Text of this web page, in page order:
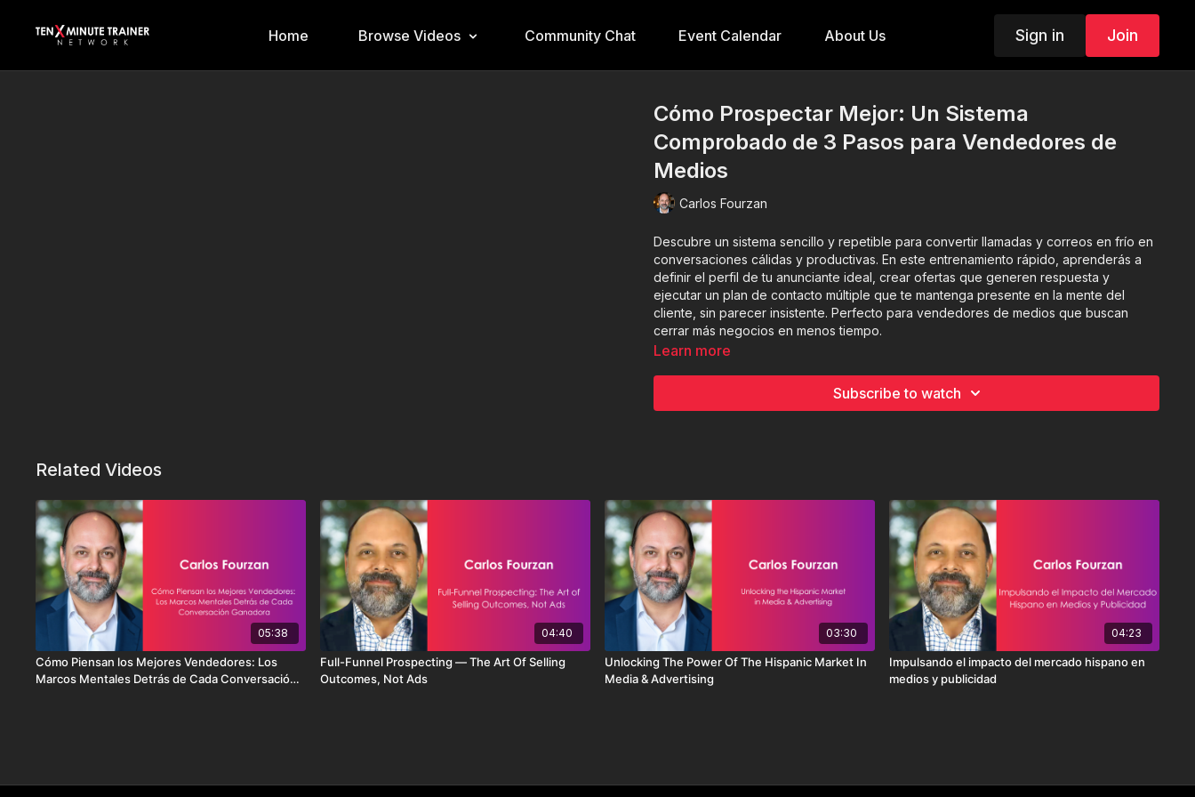
Home Browse Videos Community Chat Event Calendar About Us Sign in Join
Cómo Prospectar Mejor: Un Sistema
Comprobado de 3 Pasos para Vendedores de
Medios
Carlos Fourzan
Descubre un sistema sencillo y repetible para convertir llamadas y correos en frío en
conversaciones cálidas y productivas. En este entrenamiento rápido, aprenderás a
definir el perfil de tu anunciante ideal, crear ofertas que generen respuesta y
ejecutar un plan de contacto múltiple que te mantenga presente en la mente del
cliente, sin parecer insistente. Perfecto para vendedores de medios que buscan
cerrar más negocios en menos tiempo.
Learn more
Subscribe to watch
Related Videos
05:38
Cómo Piensan los Mejores Vendedores: Los
Marcos Mentales Detrás de Cada Conversación
04:40
Full-Funnel Prospecting — The Art Of Selling
Outcomes, Not Ads
03:30
Unlocking The Power Of The Hispanic Market In
Media & Advertising
04:23
Impulsando el impacto del mercado hispano en
medios y publicidad